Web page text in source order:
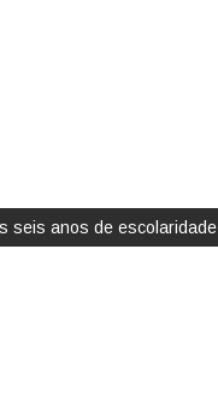
seis anos de escolaridade